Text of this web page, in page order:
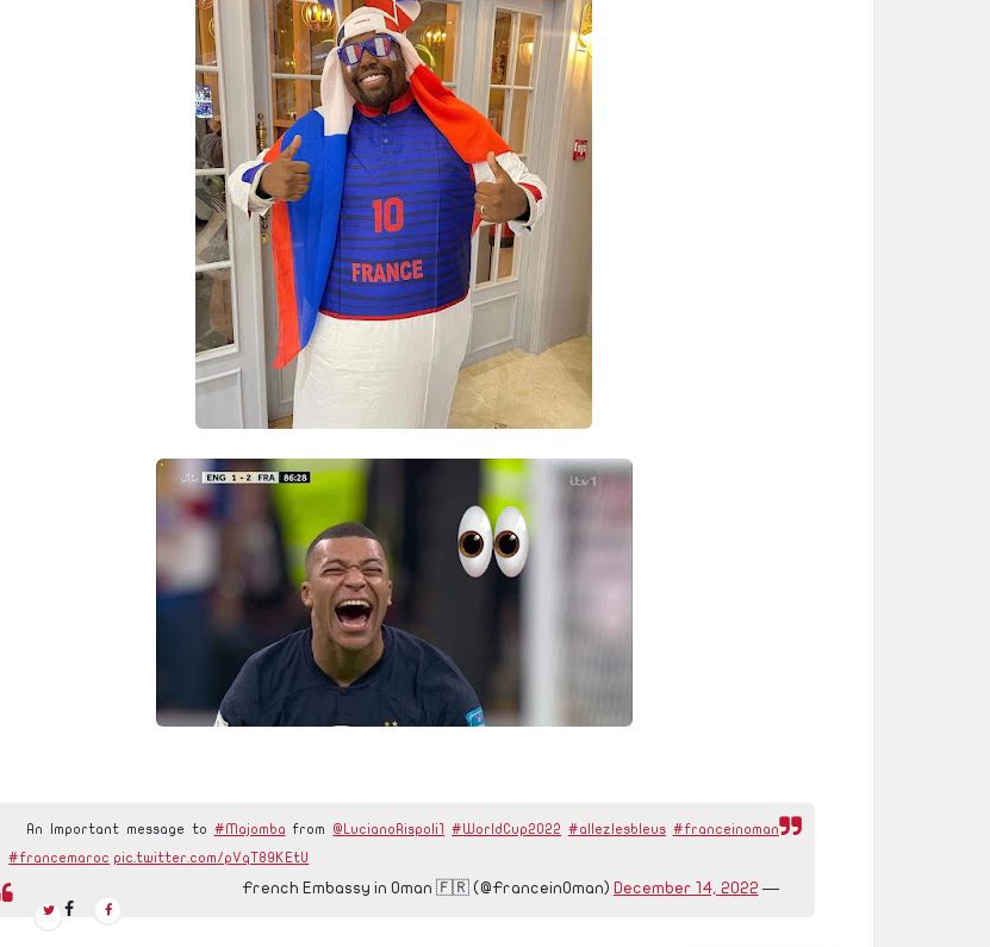
An Important message to #Majomba from @LucianoRispoli1 #WorldCup2022 #allezlesbleus #franceinoman
#francemaroc pic.twitter.com/pVqT89KEtU
— French Embassy in Oman 🇫🇷 (@FranceinOman)
December 14, 2022